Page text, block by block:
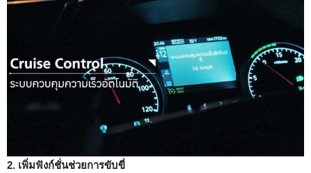
2. เพิ่มฟังก์ชั่นช่วยการขับขี่